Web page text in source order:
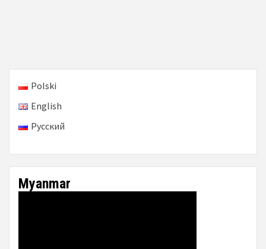
Polski
English
Русский
Myanmar